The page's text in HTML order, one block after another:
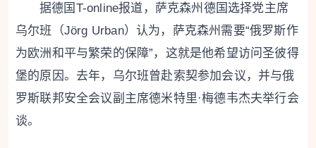
据德国T-online报道，萨克森州德国选择党主席
乌尔班（Jörg Urban）认为，萨克森州需要“俄罗斯作
为欧洲和平与繁荣的保障”，这就是他希望访问圣彼得
堡的原因。去年，乌尔班曾赴索契参加会议，并与俄
罗斯联邦安全会议副主席德米特里·梅德韦杰夫举行会
谈。